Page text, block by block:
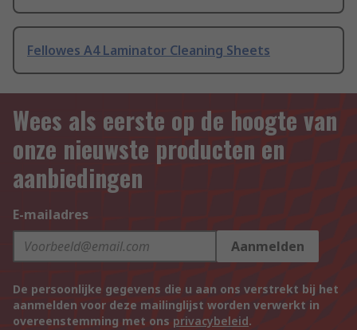
Fellowes A4 Laminator Cleaning Sheets
Wees als eerste op de hoogte van
onze nieuwste producten en
aanbiedingen
E-mailadres
Aanmelden
De persoonlijke gegevens die u aan ons verstrekt bij het
aanmelden voor deze mailinglijst worden verwerkt in
overeenstemming met ons privacybeleid.